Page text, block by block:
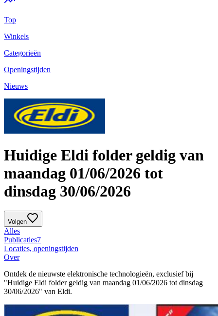
Top
Winkels
Categorieën
Openingstijden
Nieuws
Huidige Eldi folder geldig van
maandag 01/06/2026 tot
dinsdag 30/06/2026
Volgen
Alles
Publicaties7
Locaties, openingstijden
Over
Ontdek de nieuwste elektronische technologieën, exclusief bij
"Huidige Eldi folder geldig van maandag 01/06/2026 tot dinsdag
30/06/2026" van Eldi.